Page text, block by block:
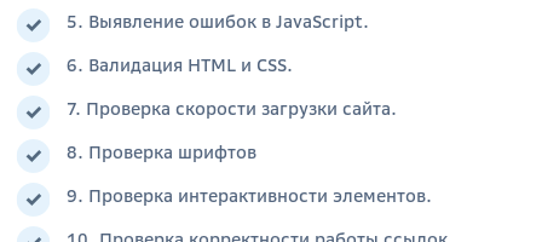
5. Выявление ошибок в JavaScript.
6. Валидация HTML и CSS.
7. Проверка скорости загрузки сайта.
8. Проверка шрифтов
9. Проверка интерактивности элементов.